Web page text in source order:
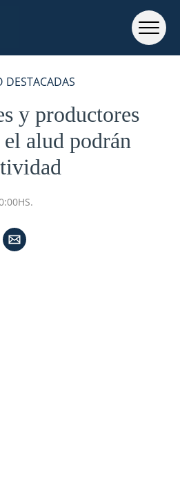
DESTACADAS
y productores
alud podrán